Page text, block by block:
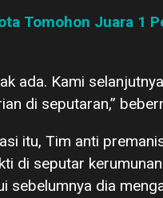
Tomohon Juara 1
ada. Kami
di seputaran,”
itu, Tim anti
di seputar
sebelumnya dia